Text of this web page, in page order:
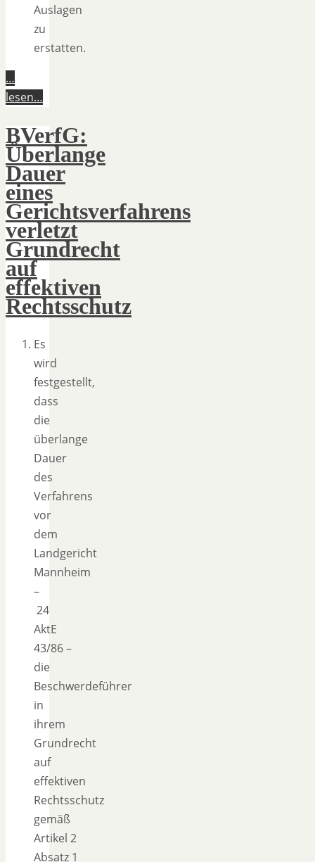
Auslagen
zu
erstatten.
…
lesen…
BVerfG:
Überlange
Dauer
eines
Gerichtsverfahrens
verletzt
Grundrecht
auf
effektiven
Rechtsschutz
Es
wird
festgestellt,
dass
die
überlange
Dauer
des
Verfahrens
vor
dem
Landgericht
Mannheim
–
24
AktE
43/86 –
die
Beschwerdeführer
in
ihrem
Grundrecht
auf
effektiven
Rechtsschutz
gemäß
Artikel 2
Absatz 1